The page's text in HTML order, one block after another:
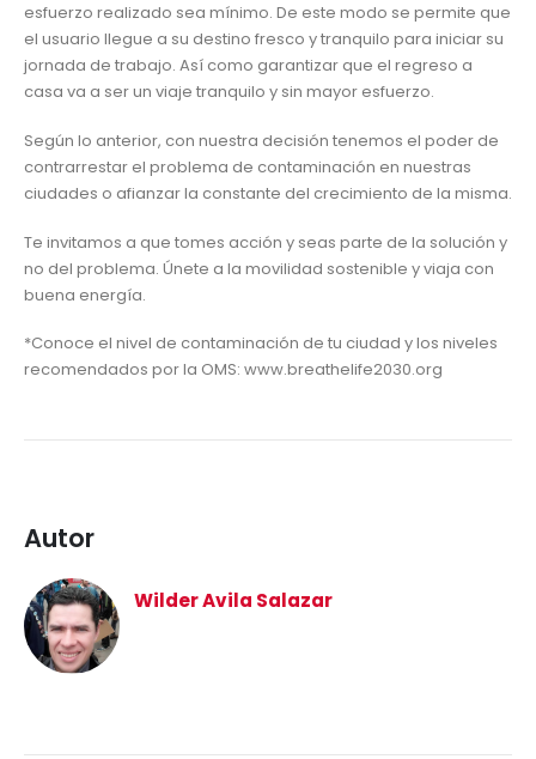
esfuerzo realizado sea mínimo. De este modo se permite que
el usuario llegue a su destino fresco y tranquilo para iniciar su
jornada de trabajo. Así como garantizar que el regreso a
casa va a ser un viaje tranquilo y sin mayor esfuerzo.
Según lo anterior, con nuestra decisión tenemos el poder de
contrarrestar el problema de contaminación en nuestras
ciudades o afianzar la constante del crecimiento de la misma.
Te invitamos a que tomes acción y seas parte de la solución y
no del problema. Únete a la movilidad sostenible y viaja con
buena energía.
*Conoce el nivel de contaminación de tu ciudad y los niveles
recomendados por la OMS: www.breathelife2030.org
Autor
Wilder Avila Salazar